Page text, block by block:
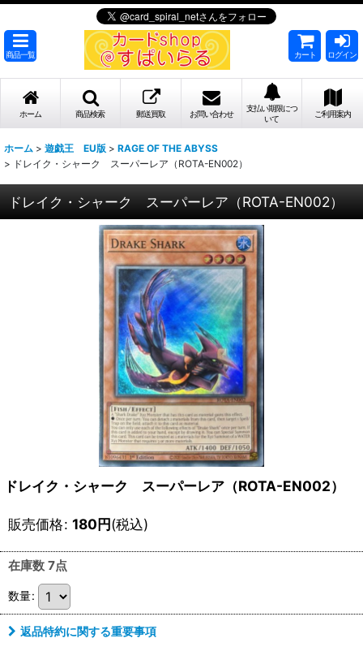
商品一覧 カート ログイン
ホーム 商品検索 郵送買取 お問い合わせ
支払い期限につ
いて
ご利用案内
ホーム > 遊戯王 EU版 > RAGE OF THE ABYSS
> ドレイク・シャーク スーパーレア（ROTA-EN002）
ドレイク・シャーク スーパーレア（ROTA-EN002）
ドレイク・シャーク スーパーレア（ROTA-EN002）
販売価格: 180円(税込)
在庫数 7点
数量:
返品特約に関する重要事項